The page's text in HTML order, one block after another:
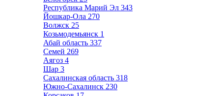
Республика Марий Эл 343
Йошкар-Ола 270
Волжск 25
Козьмодемьянск 1
Абай область 337
Семей 269
Аягоз 4
Шар 3
Сахалинская область 318
Южно-Сахалинск 230